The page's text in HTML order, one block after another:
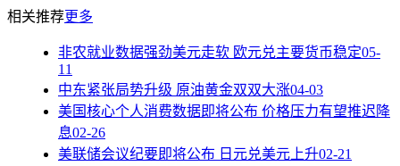
相关推荐更多
非农就业数据强劲美元走软 欧元兑主要货币稳定05-
11
中东紧张局势升级 原油黄金双双大涨04-03
美国核心个人消费数据即将公布 价格压力有望推迟降
息02-26
美联储会议纪要即将公布 日元兑美元上升02-21